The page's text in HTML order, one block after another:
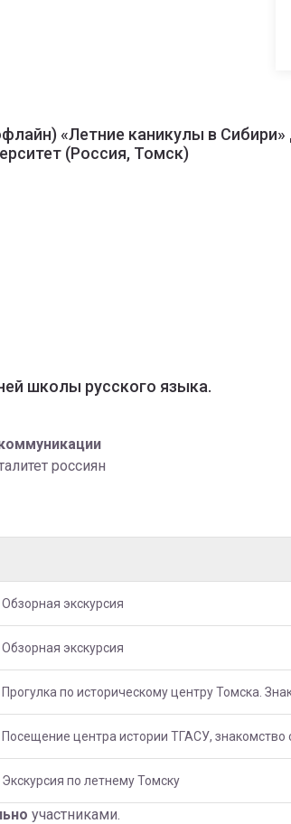
«Летние каникулы в
(Россия, Томск)
школы русского языка.
россиян
Обзорная экскурсия
Обзорная экскурсия
Прогулка по историческому центру Томска.
Посещение центра истории ТГАСУ, знакомство
Экскурсия по летнему Томску
участниками.